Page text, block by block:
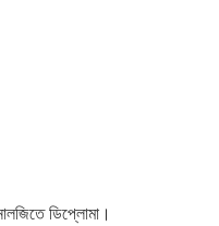
ডিপ্লোমা।